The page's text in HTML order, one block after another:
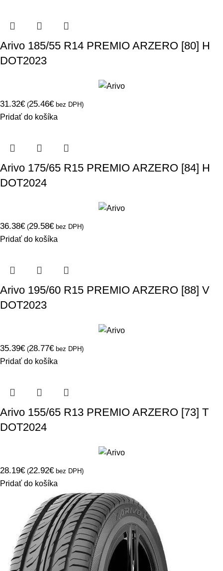
Arivo 185/55 R14 PREMIO ARZERO [80] H
DOT2023
31.32€ (25.46€ bez DPH)
Pridať do košíka
Arivo 175/65 R15 PREMIO ARZERO [84] H
DOT2024
36.38€ (29.58€ bez DPH)
Pridať do košíka
Arivo 195/60 R15 PREMIO ARZERO [88] V
DOT2023
35.39€ (28.77€ bez DPH)
Pridať do košíka
Arivo 155/65 R13 PREMIO ARZERO [73] T
DOT2024
28.19€ (22.92€ bez DPH)
Pridať do košíka